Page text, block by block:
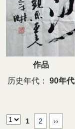
作品
历史年代：
90年代
1 2 ››